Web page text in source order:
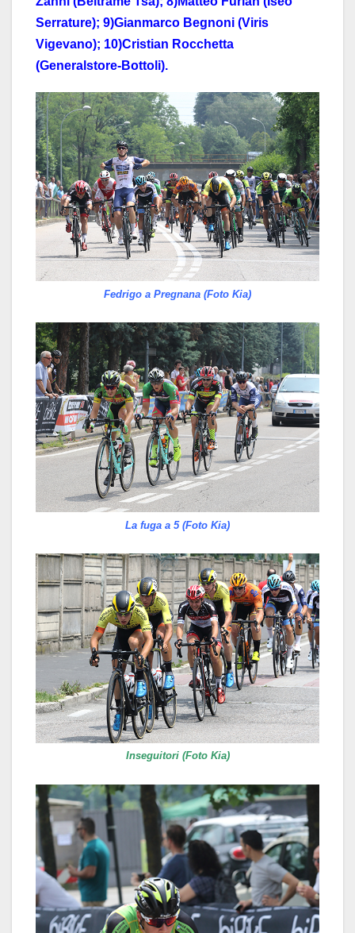
Serrature); 9)Gianmarco Begnoni (Viris
Vigevano); 10)Cristian Rocchetta
(Generalstore-Bottoli).
Fedrigo a Pregnana (Foto Kia)
La fuga a 5 (Foto Kia)
Inseguitori (Foto Kia)